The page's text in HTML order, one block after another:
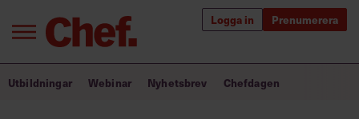
Logga in Prenumerera
Bra ledare förändrar världen
Utbildningar Webinar Nyhetsbrev Chefdagen